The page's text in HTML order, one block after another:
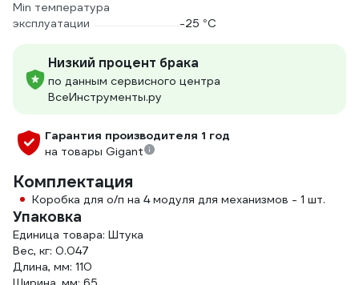
Min температура
эксплуатации
-25 °С
Низкий процент брака
по данным сервисного центра
ВсеИнструменты.ру
Гарантия производителя 1 год
на товары Gigant
Комплектация
Коробка для о/п на 4 модуля для механизмов - 1 шт.
Упаковка
Единица товара: Штука
Вес, кг: 0.047
Длина, мм: 110